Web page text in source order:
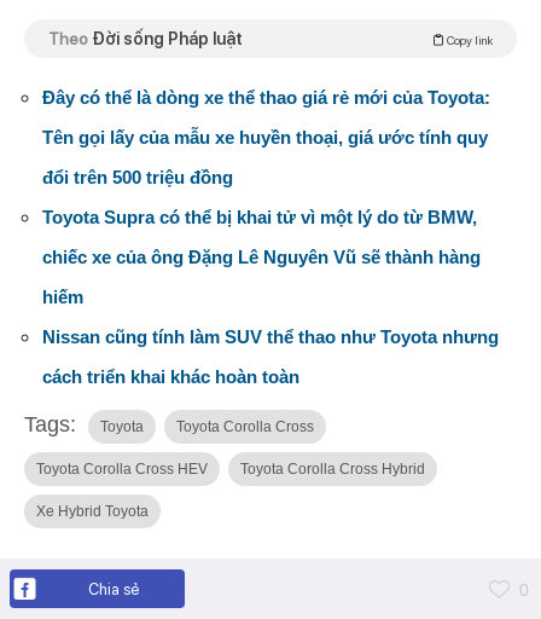
Theo Đời sống Pháp luật Copy link
Đây có thể là dòng xe thể thao giá rẻ mới của Toyota:
Tên gọi lấy của mẫu xe huyền thoại, giá ước tính quy
đổi trên 500 triệu đồng
Toyota Supra có thể bị khai tử vì một lý do từ BMW,
chiếc xe của ông Đặng Lê Nguyên Vũ sẽ thành hàng
hiếm
Nissan cũng tính làm SUV thể thao như Toyota nhưng
cách triển khai khác hoàn toàn
Tags: Toyota Toyota Corolla Cross
Toyota Corolla Cross HEV Toyota Corolla Cross Hybrid
Xe Hybrid Toyota
Chia sẻ 0